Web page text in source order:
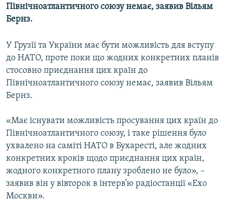
МУЛЬТИМЕДІА
ФОТО
СПЕЦПРОЄКТИ
ПОДКАСТИ
РУС
УКР
Північноатлантичного союзу немає, заявив Вільям
Бернз.
У Грузії та України має бути можливість для вступу
до НАТО, проте поки що жодних конкретних планів
стосовно приєднання цих країн до
Північноатлантичного союзу немає, заявив Вільям
Бернз.
«Має існувати можливість просування цих країн до
Північноатлантичного союзу, і таке рішення було
ухвалено на саміті НАТО в Бухаресті, але жодних
конкретних кроків щодо приєднання цих країн,
жодного конкретного плану зроблено не було», –
заявив він у вівторок в інтерв’ю радіостанції «Ехо
Москви».